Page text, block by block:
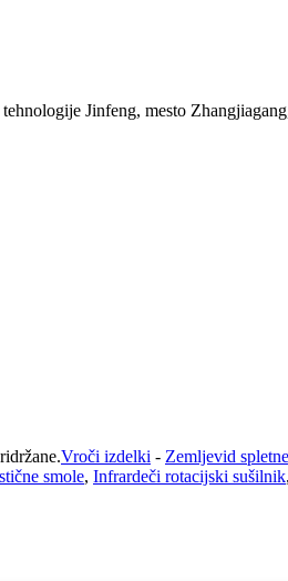
Jinfeng, mesto
Vroči izdelki - Zemljevid
smole, Infrardeči rotacijski sušilnik,